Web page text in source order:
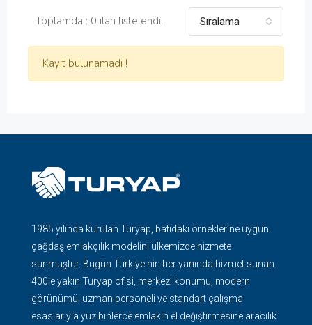
Toplamda : 0 ilan listelendi. Sıralama
Kayıt bulunamadı !
1985 yılında kurulan Turyap, batıdaki örneklerine uygun
çağdaş emlakçılık modelini ülkemizde hizmete
sunmuştur. Bugün Türkiye'nin her yanında hizmet sunan
400'e yakın Turyap ofisi, merkezi konumu, modern
görünümü, uzman personeli ve standart çalışma
esaslarıyla yüz binlerce emlakın el değiştirmesine aracılık